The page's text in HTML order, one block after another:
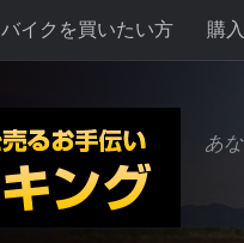
バイクを買いたい方 購
あ